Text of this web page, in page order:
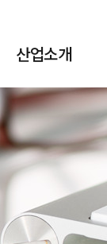
산업소개
사회적·경제적 가치
화장품 시장정보